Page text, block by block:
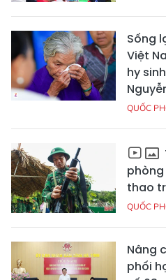
Sống
Việt
hy
QUỐC
phòng
thao
QUỐC
Nâng
phối